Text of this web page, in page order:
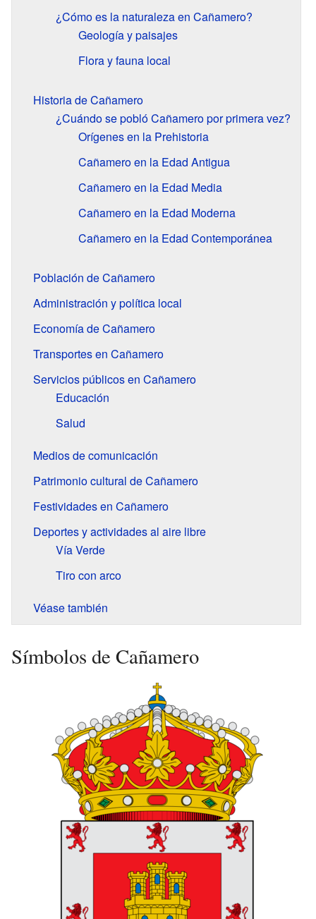
¿Cómo es la naturaleza en Cañamero?
Geología y paisajes
Flora y fauna local
Historia de Cañamero
¿Cuándo se pobló Cañamero por primera vez?
Orígenes en la Prehistoria
Cañamero en la Edad Antigua
Cañamero en la Edad Media
Cañamero en la Edad Moderna
Cañamero en la Edad Contemporánea
Población de Cañamero
Administración y política local
Economía de Cañamero
Transportes en Cañamero
Servicios públicos en Cañamero
Educación
Salud
Medios de comunicación
Patrimonio cultural de Cañamero
Festividades en Cañamero
Deportes y actividades al aire libre
Vía Verde
Tiro con arco
Véase también
Símbolos de Cañamero